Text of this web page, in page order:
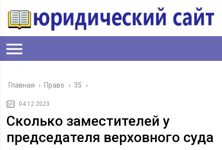
Главная › Право › 35 ›
04.12.2023
Сколько заместителей у
председателя верховного суда